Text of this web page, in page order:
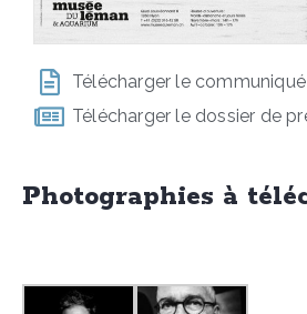
Télécharger le communiqué
Télécharger le dossier de
Photographies à